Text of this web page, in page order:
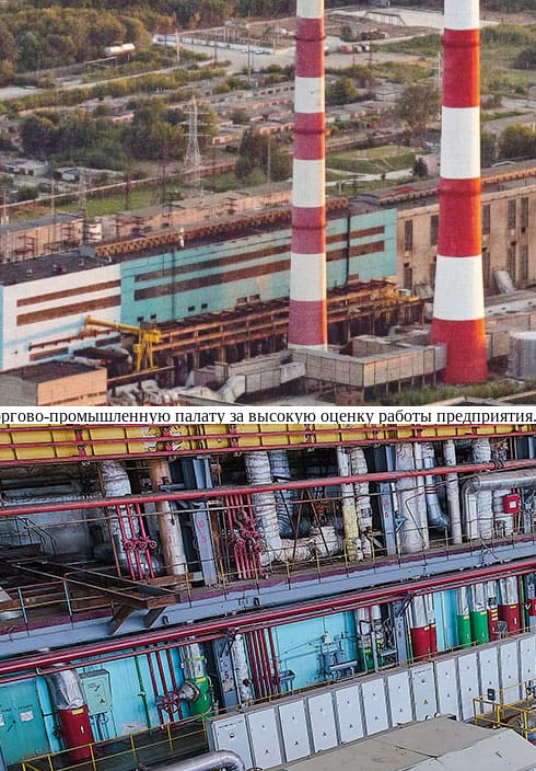
по темпам роста
за 2013 год — об этом свидетельствует почётный диплом,
ООО «Ново-Рязанская ТЭЦ» Анатолию Шестакову
общий объём финансирования инвестиционных проектов на
промышленная палата при поддержке единороссов. На церемонии
победителей конкурса, наиболее динамично развивавшиеся в
«Лидер по темпам роста создания рабочих мест», «Лидер по
Рязанская ТЭЦ.
много примеров успешно работающих предприятий и
за лидерство в своих отраслях, — отметил Аркадий
это определённые возможности для тех, кто постоянно
представители бизнеса. Мы видим, что несмотря ни на что
промышленную палату за высокую оценку работы предприятия.
вложений, так и по формам партнёрства на уровне городской и
Теплоэлектроцентраль нуждается в инвестициях на сумму в
Думой и администрацией города. Надеемся получить от
перед ТЭЦ», — отметил Анатолий Шестаков.
котлоагрегат №11, в 2002 году — турбоагрегат №1, в 2003
110 кВ, в 2008 году — новое мазутное хозяйство, в 2011
года проведена реконструкция котлоагрегата №6. Ново-Рязанская
произведена замена на новые 7 ячеек закрытого
по замене на новую турбины №4, который планируется
объеме 141,8 млн. кВт∙ч в год и тепловую энергию в горячей воде
направлены на поддержку реализации до 2018 года первого